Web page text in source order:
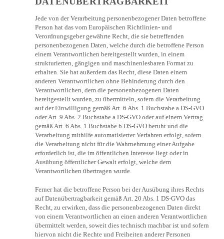
Jede von der Verarbeitung personenbezogener Daten betroffene
Person hat das vom Europäischen Richtlinien- und
Verordnungsgeber gewährte Recht, die sie betreffenden
personenbezogenen Daten, welche durch die betroffene Person
einem Verantwortlichen bereitgestellt wurden, in einem
strukturierten, gängigen und maschinenlesbaren Format zu
erhalten. Sie hat außerdem das Recht, diese Daten einem
anderen Verantwortlichen ohne Behinderung durch den
Verantwortlichen, dem die personenbezogenen Daten
bereitgestellt wurden, zu übermitteln, sofern die Verarbeitung
auf der Einwilligung gemäß Art. 6 Abs. 1 Buchstabe a DS-GVO
oder Art. 9 Abs. 2 Buchstabe a DS-GVO oder auf einem Vertrag
gemäß Art. 6 Abs. 1 Buchstabe b DS-GVO beruht und die
Verarbeitung mithilfe automatisierter Verfahren erfolgt, sofern
die Verarbeitung nicht für die Wahrnehmung einer Aufgabe
erforderlich ist, die im öffentlichen Interesse liegt oder in
Ausübung öffentlicher Gewalt erfolgt, welche dem
Verantwortlichen übertragen wurde.
Ferner hat die betroffene Person bei der Ausübung ihres Rechts
auf Datenübertragbarkeit gemäß Art. 20 Abs. 1 DS-GVO das
Recht, zu erwirken, dass die personenbezogenen Daten direkt
von einem Verantwortlichen an einen anderen Verantwortlichen
übermittelt werden, soweit dies technisch machbar ist und sofern
hiervon nicht die Rechte und Freiheiten anderer Personen